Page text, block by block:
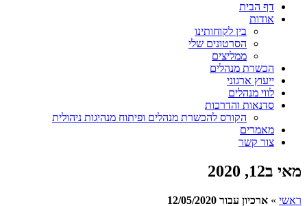
דף הבית
אודות
בין לקוחותינו
הסרטונים שלי
ממליצים
הכשרת מנהלים
ייעוץ ארגוני
לווי מנהלים
סדנאות והדרכות
הקורס להכשרת מנהלים ופיתוח מנהיגות ניהולית
מאמרים
צור קשר
מאי ב12, 2020
ראשי » ארכיון עבור 12/05/2020